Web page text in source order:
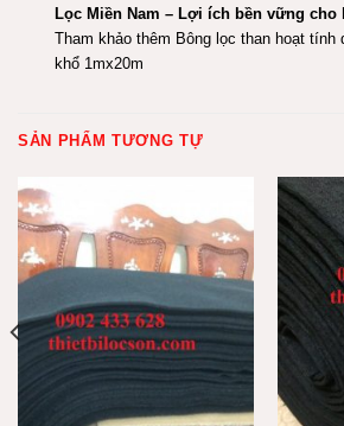
Lọc Miền Nam – Lợi ích bền vững cho
Tham khảo thêm Bông lọc than hoạt tính
khổ 1mx20m
SẢN PHẨM TƯƠNG TỰ